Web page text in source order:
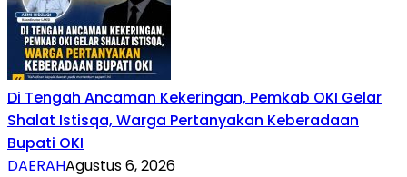
Di Tengah Ancaman Kekeringan, Pemkab OKI Gelar
Shalat Istisqa, Warga Pertanyakan Keberadaan
Bupati OKI
DAERAHAgustus 6, 2026